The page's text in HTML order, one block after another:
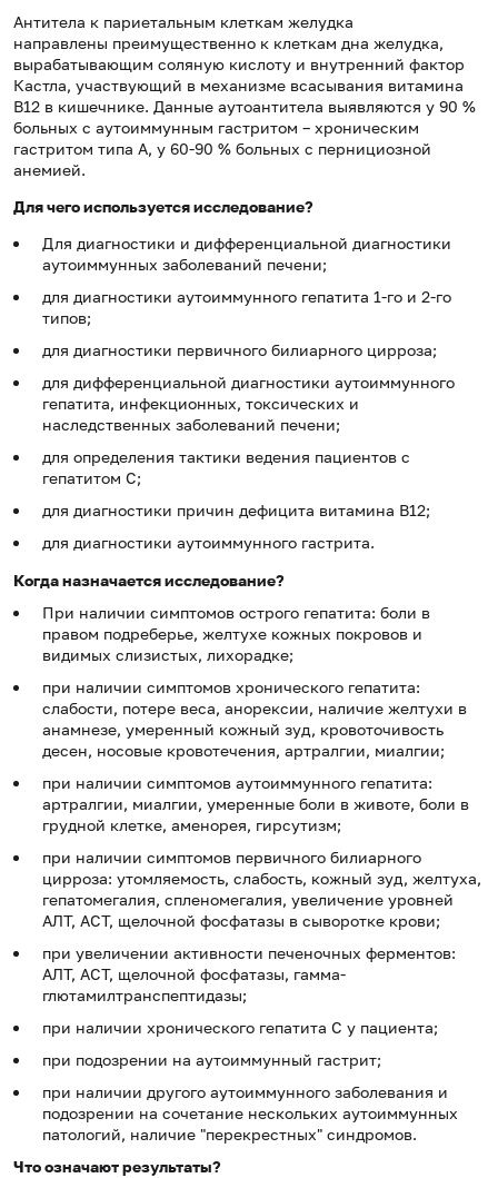
Антитела к париетальным клеткам желудка
направлены преимущественно к клеткам дна желудка,
вырабатывающим соляную кислоту и внутренний фактор
Кастла, участвующий в механизме всасывания витамина
В12 в кишечнике. Данные аутоантитела выявляются у 90 %
больных с аутоиммунным гастритом – хроническим
гастритом типа А, у 60-90 % больных с пернициозной
анемией.
Для чего используется исследование?
Для диагностики и дифференциальной диагностики
аутоиммунных заболеваний печени;
для диагностики аутоиммунного гепатита 1-го и 2-го
типов;
для диагностики первичного билиарного цирроза;
для дифференциальной диагностики аутоиммунного
гепатита, инфекционных, токсических и
наследственных заболеваний печени;
для определения тактики ведения пациентов с
гепатитом С;
для диагностики причин дефицита витамина В12;
для диагностики аутоиммунного гастрита.
Когда назначается исследование?
При наличии симптомов острого гепатита: боли в
правом подреберье, желтухе кожных покровов и
видимых слизистых, лихорадке;
при наличии симптомов хронического гепатита:
слабости, потере веса, анорексии, наличие желтухи в
анамнезе, умеренный кожный зуд, кровоточивость
десен, носовые кровотечения, артралгии, миалгии;
при наличии симптомов аутоиммунного гепатита:
артралгии, миалгии, умеренные боли в животе, боли в
грудной клетке, аменорея, гирсутизм;
при наличии симптомов первичного билиарного
цирроза: утомляемость, слабость, кожный зуд, желтуха,
гепатомегалия, спленомегалия, увеличение уровней
АЛТ, АСТ, щелочной фосфатазы в сыворотке крови;
при увеличении активности печеночных ферментов:
АЛТ, АСТ, щелочной фосфатазы, гамма-
глютамилтранспептидазы;
при наличии хронического гепатита С у пациента;
при подозрении на аутоиммунный гастрит;
при наличии другого аутоиммунного заболевания и
подозрении на сочетание нескольких аутоиммунных
патологий, наличие "перекрестных" синдромов.
Что означают результаты?